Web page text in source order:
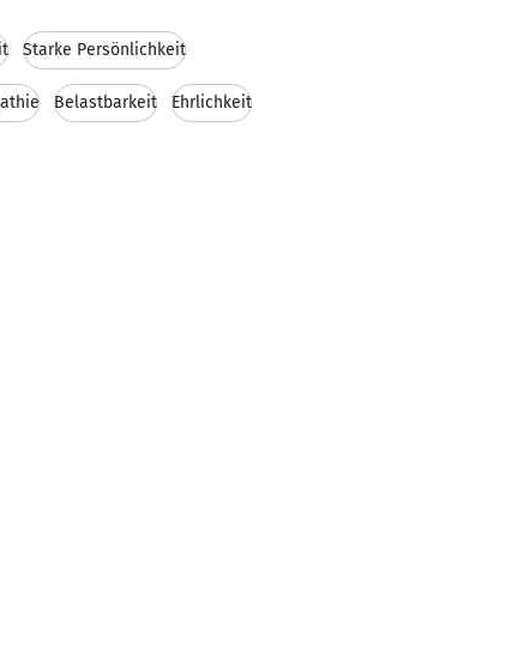
Starke Persönlichkeit
Belastbarkeit Ehrlichkeit